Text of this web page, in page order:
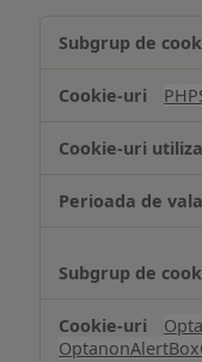
de
Cookie
necesare